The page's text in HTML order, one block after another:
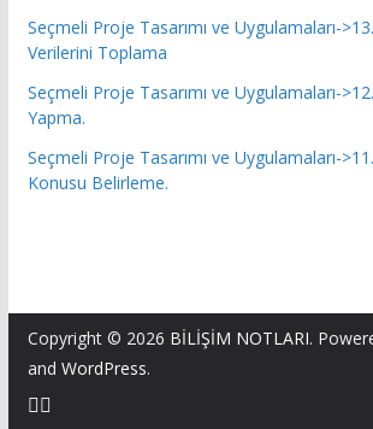
Seçmeli Proje Tasarımı ve Uygulamaları-
Verilerini Toplama
Seçmeli Proje Tasarımı ve Uygulamaları-
Yapma.
Seçmeli Proje Tasarımı ve Uygulamaları-
Konusu Belirleme.
Copyright © 2026 BİLİŞİM NOTLARI.
and WordPress.